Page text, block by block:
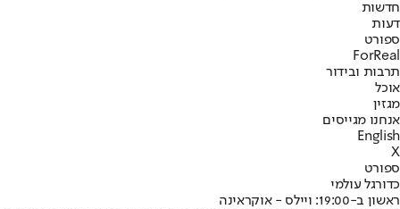
חדשות
דעות
ספורט
ForReal
תרבות ובידור
אוכל
מגזין
אנחנו מגייסים
English
X
ספורט
כדורגל עולמי
ראשון ב-19:00: ויילס - אוקראינה